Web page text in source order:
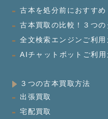
古本を処分前におすすめ
古本買取の比較！３つの
全文検索エンジンご利用
AIチャットボットご利用
３つの古本買取方法
出張買取
宅配買取